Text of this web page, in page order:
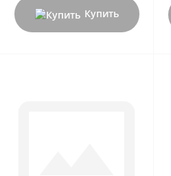
Купить